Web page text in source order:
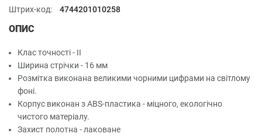
Штрих-код:
4744201010258
ОПИС
Клас точності - II
Ширина стрічки - 16 мм
Розмітка виконана великими чорними цифрами на світлому
фоні.
Корпус виконан з ABS-пластика - міцного, екологічно
чистого матеріалу.
Захист полотна - лаковане